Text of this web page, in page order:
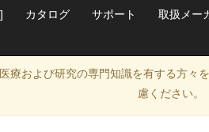
カタログ サポート 取扱メー
療および研究の専門知識を有する方々
慮ください。